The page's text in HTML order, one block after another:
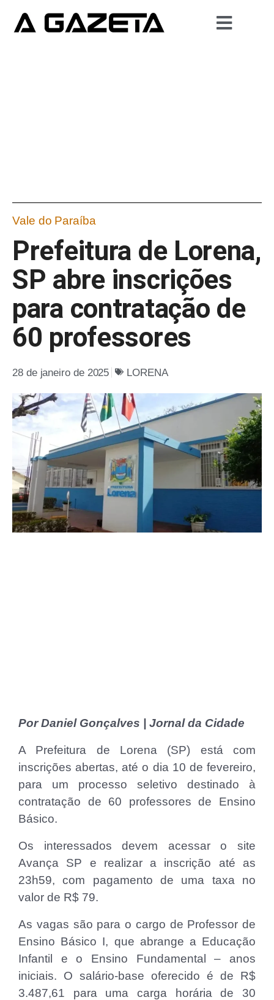
Vale do Paraíba
Prefeitura de Lorena,
SP abre inscrições
para contratação de
60 professores
28 de janeiro de 2025 LORENA
Por Daniel Gonçalves | Jornal da Cidade
A Prefeitura de Lorena (SP) está com
inscrições abertas, até o dia 10 de fevereiro,
para um processo seletivo destinado à
contratação de 60 professores de Ensino
Básico.
Os interessados devem acessar o site
Avança SP e realizar a inscrição até as
23h59, com pagamento de uma taxa no
valor de R$ 79.
As vagas são para o cargo de Professor de
Ensino Básico I, que abrange a Educação
Infantil e o Ensino Fundamental – anos
iniciais. O salário-base oferecido é de R$
3.487,61 para uma carga horária de 30